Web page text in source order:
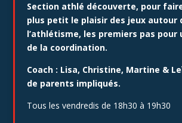
Section athlé découverte, pour
plus petit le plaisir des jeux autour
l’athlétisme, les premiers pas pour
de la coordination.
Coach : Lisa, Christine, Martine &
de parents impliqués.
Tous les vendredis de 18h30 à 19h30